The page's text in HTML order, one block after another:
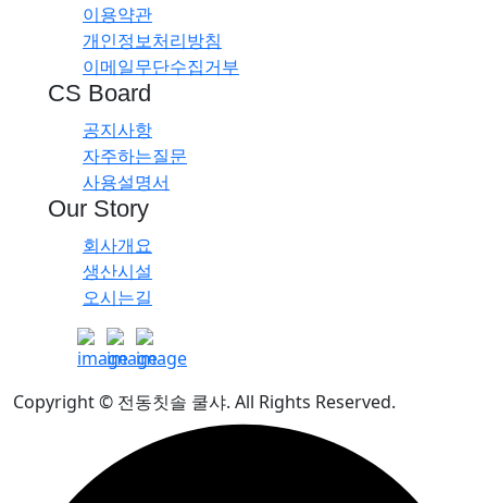
이용약관
개인정보처리방침
이메일무단수집거부
CS Board
공지사항
자주하는질문
사용설명서
Our Story
회사개요
생산시설
오시는길
Copyright © 전동칫솔 쿨샤. All Rights Reserved.